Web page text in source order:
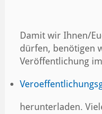
Damit wir Ihnen/
dürfen, benötigen
Veröffentlichung
herunterladen.